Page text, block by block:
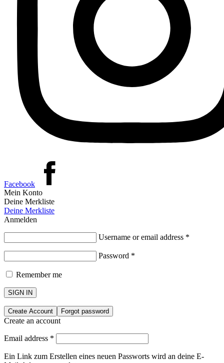
Facebook
Mein Konto
Deine Merkliste
Deine Merkliste
Anmelden
Username or email address *
Password *
Remember me
SIGN IN
Create Account Forgot password
Create an account
Email address *
Ein Link zum Erstellen eines neuen Passworts wird an deine E-